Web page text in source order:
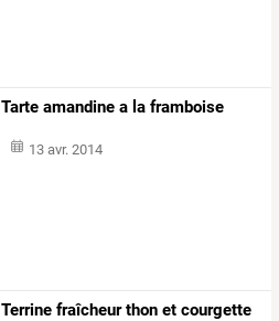
Tarte amandine a la framboise
13 avr. 2014
Terrine fraîcheur thon et courgette